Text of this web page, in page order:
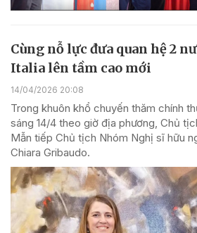
Cùng nỗ lực đưa quan hệ 2
Italia lên tầm cao mới
14/04/2026 20:08
Trong khuôn khổ chuyến thăm chính
sáng 14/4 theo giờ địa phương, Chủ
Mẫn tiếp Chủ tịch Nhóm Nghị sĩ hữu
Chiara Gribaudo.